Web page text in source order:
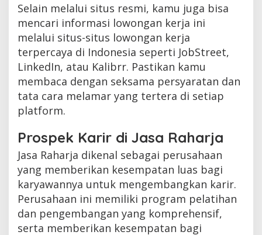
Selain melalui situs resmi, kamu juga bisa
mencari informasi lowongan kerja ini
melalui situs-situs lowongan kerja
terpercaya di Indonesia seperti JobStreet,
LinkedIn, atau Kalibrr. Pastikan kamu
membaca dengan seksama persyaratan dan
tata cara melamar yang tertera di setiap
platform.
Prospek Karir di Jasa Raharja
Jasa Raharja dikenal sebagai perusahaan
yang memberikan kesempatan luas bagi
karyawannya untuk mengembangkan karir.
Perusahaan ini memiliki program pelatihan
dan pengembangan yang komprehensif,
serta memberikan kesempatan bagi